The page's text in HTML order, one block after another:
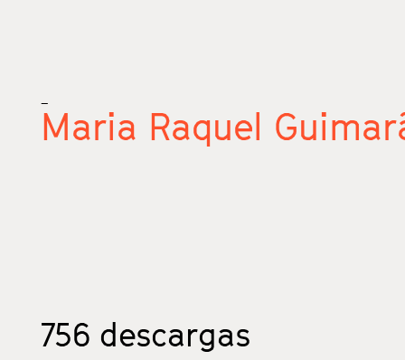
_
Maria Raquel
756 descargas